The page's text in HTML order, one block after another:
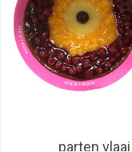
parten vlaai